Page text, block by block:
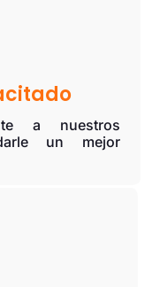
a nuestros
un mejor